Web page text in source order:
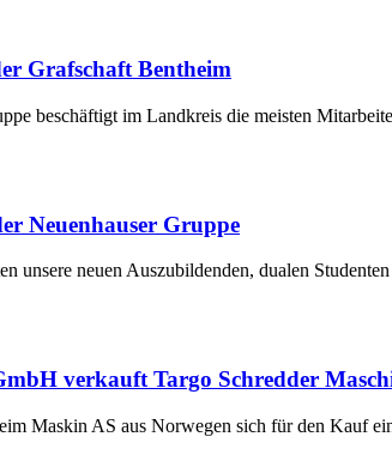
Grafschaft Bentheim
beschäftigt im Landkreis die meisten
Neuenhauser Gruppe
unsere neuen Auszubildenden, dualen
verkauft Targo Schredder
Maskin AS aus Norwegen sich für den Kauf